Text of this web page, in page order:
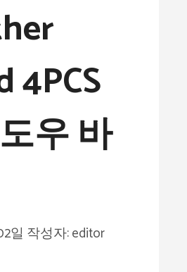
4PCS
우 바
일 작성자:editor